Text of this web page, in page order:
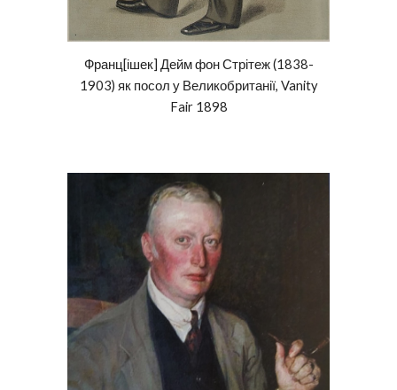
Франц[ішек] Деймфон Стрітеж(1838-
1903) як посол у Великобританії, Vanity
Fair 1898